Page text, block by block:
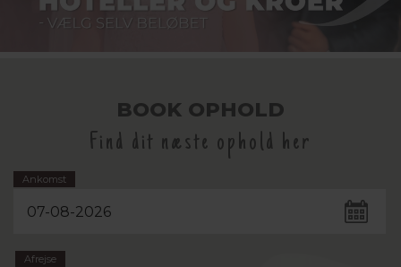
BOOK OPHOLD
Find dit næste ophold her
Ankomst
Afrejse